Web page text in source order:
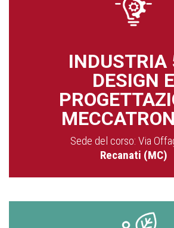
INDUSTRIA
DESIGN E
Sede del corso: Via
Recanati (MC)